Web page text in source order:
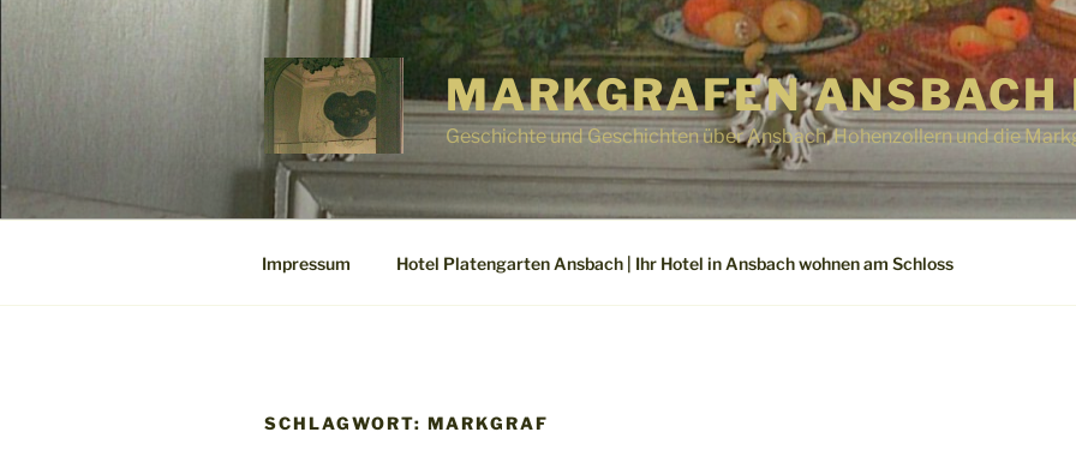
MARKGRAFEN ANSBACH
Geschichte und Geschichten über Ansbach, Hohenzollern und die
Impressum Hotel Platengarten Ansbach | Ihr Hotel in Ansbach wohnen am Schloss
SCHLAGWORT: MARKGRAF